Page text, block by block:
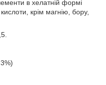
в хелатній формі
крім магнію, бору,